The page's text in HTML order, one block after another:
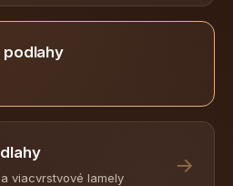
podlahy
viacvrstvové lamely
→